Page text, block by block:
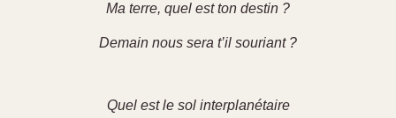
Ma terre, quel est ton destin ?
Demain nous sera t’il souriant ?
Quel est le sol interplanétaire